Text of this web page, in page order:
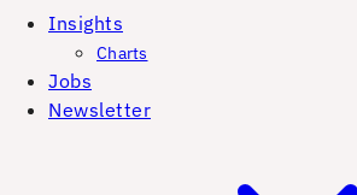
Insights
Charts
Jobs
Newsletter